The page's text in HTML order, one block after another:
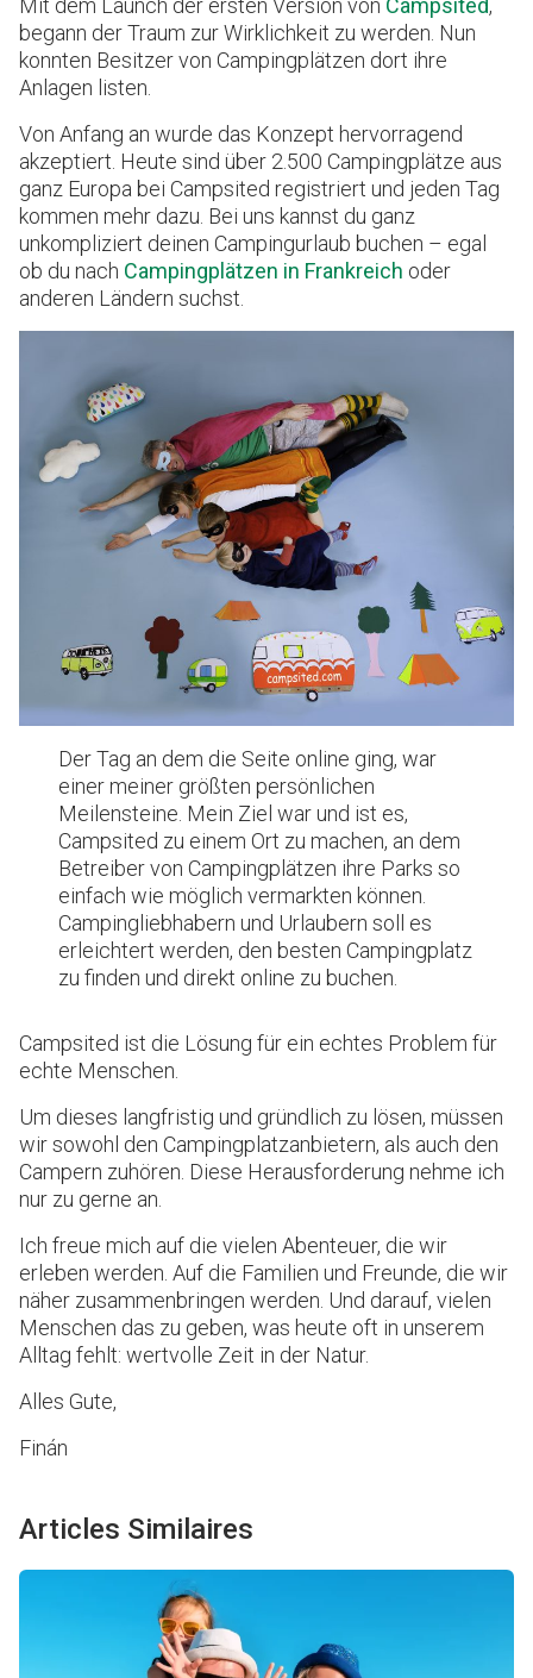
Mit dem Launch der ersten Version von Campsited,
begann der Traum zur Wirklichkeit zu werden. Nun
konnten Besitzer von Campingplätzen dort ihre
Anlagen listen.
Von Anfang an wurde das Konzept hervorragend
akzeptiert. Heute sind über 2.500 Campingplätze aus
ganz Europa bei Campsited registriert und jeden Tag
kommen mehr dazu. Bei uns kannst du ganz
unkompliziert deinen Campingurlaub buchen – egal
ob du nach Campingplätzen in Frankreich oder
anderen Ländern suchst.
Der Tag an dem die Seite online ging, war
einer meiner größten persönlichen
Meilensteine. Mein Ziel war und ist es,
Campsited zu einem Ort zu machen, an dem
Betreiber von Campingplätzen ihre Parks so
einfach wie möglich vermarkten können.
Campingliebhabern und Urlaubern soll es
erleichtert werden, den besten Campingplatz
zu finden und direkt online zu buchen.
Campsited ist die Lösung für ein echtes Problem für
echte Menschen.
Um dieses langfristig und gründlich zu lösen, müssen
wir sowohl den Campingplatzanbietern, als auch den
Campern zuhören. Diese Herausforderung nehme ich
nur zu gerne an.
Ich freue mich auf die vielen Abenteuer, die wir
erleben werden. Auf die Familien und Freunde, die wir
näher zusammenbringen werden. Und darauf, vielen
Menschen das zu geben, was heute oft in unserem
Alltag fehlt: wertvolle Zeit in der Natur.
Alles Gute,
Finán
Articles Similaires